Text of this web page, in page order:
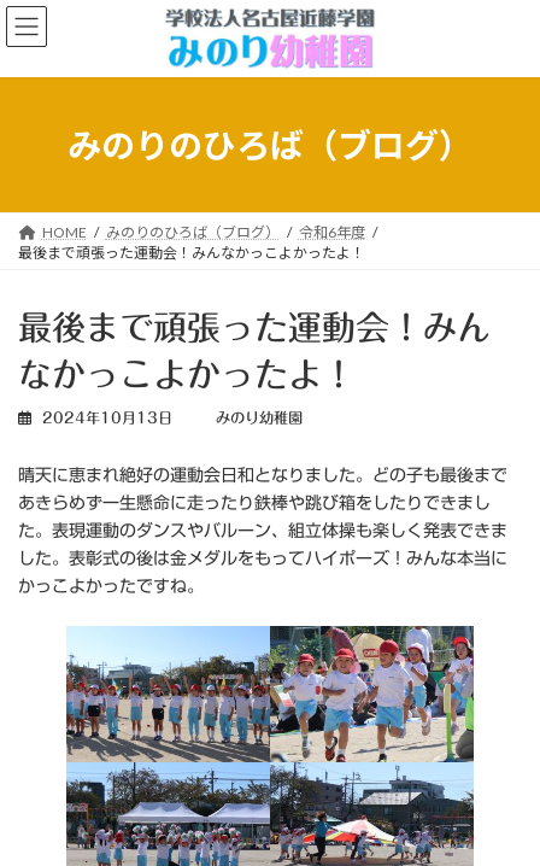
コ
ン
ン
ナ
ビ
ー
みのりのひろば（ブログ）
HOME みのりのひろば（ブログ）
令和6年度
最後まで頑張った運動会！みんなかっこよかったよ！
最後まで頑張った運動会！みん
なかっこよかったよ！
2024年10月13日 みのり幼稚園
晴天に恵まれ絶好の運動会日和となりました。どの子も最後まで
あきらめず一生懸命に走ったり鉄棒や跳び箱をしたりできまし
た。表現運動のダンスやバルーン、組立体操も楽しく発表できま
した。表彰式の後は金メダルをもってハイポーズ！みんな本当に
かっこよかったですね。